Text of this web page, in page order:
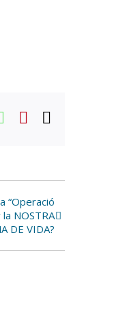
WhatsApp
Pinterest
“Operació
NOSTRA
DE VIDA?